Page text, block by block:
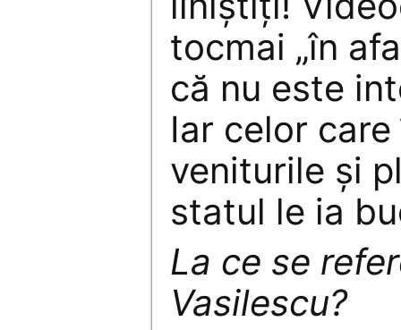
tocmai „în
că nu este
Iar celor
veniturile și
statul le ia
La ce se
Vasilescu?